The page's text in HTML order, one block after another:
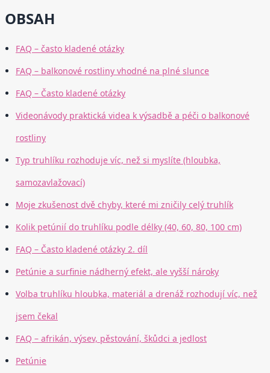
OBSAH
FAQ – často kladené otázky
FAQ – balkonové rostliny vhodné na plné slunce
FAQ – Často kladené otázky
Videonávody praktická videa k výsadbě a péči o balkonové
rostliny
Typ truhlíku rozhoduje víc, než si myslíte (hloubka,
samozavlažovací)
Moje zkušenost dvě chyby, které mi zničily celý truhlík
Kolik petúnií do truhlíku podle délky (40, 60, 80, 100 cm)
FAQ – Často kladené otázky 2. díl
Petúnie a surfinie nádherný efekt, ale vyšší nároky
Volba truhlíku hloubka, materiál a drenáž rozhodují víc, než
jsem čekal
FAQ – afrikán, výsev, pěstování, škůdci a jedlost
Petúnie